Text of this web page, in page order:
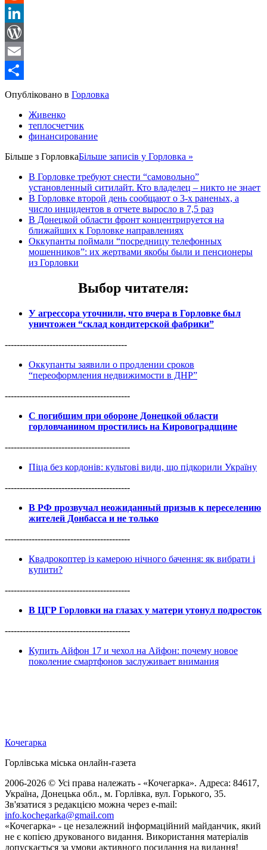
Reddit
LinkedIn
WordPress
Email
Share
Опубліковано в Горловка
Живенко
теплосчетчик
финансирование
Більше з ГорловкаБільше записів у Горловка »
В Горловке требуют снести “самовольно”
установленный ситилайт. Кто владелец – никто не знает
В Горловке второй день сообщают о 3-х раненых, а
число инцидентов в отчете выросло в 7,5 раз
В Донецкой области фронт концентрируется на
ближайших к Горловке направлениях
Оккупанты поймали “посредницу телефонных
мошенников”: их жертвами якобы были и пенсионеры
из Горловки
Выбор читателя:
У агрессора уточнили, что вчера в Горловке был
уничтожен “склад кондитерской фабрики”
-----------------------------------------
Оккупанты заявили о продлении сроков
“переоформления недвижимости в ДНР”
------------------------------------------
С погибшим при обороне Донецкой области
горловчанином простились на Кировоградщине
------------------------------------------
Піца без кордонів: культові види, що підкорили Україну
------------------------------------------
В РФ прозвучал неожиданный призыв к переселению
жителей Донбасса и не только
------------------------------------------
Квадрокоптер із камерою нічного бачення: як вибрати і
купити?
------------------------------------------
В ЦГР Горловки на глазах у матери утонул подросток
------------------------------------------
Купить Айфон 17 и чехол на Айфон: почему новое
поколение смартфонов заслуживает внимания
Кочегарка
Горлівська міська онлайн-газета
2006-2026 © Усі права належать - «Кочегарка». Адреса: 84617,
Україна, Донецька обл., м. Горлівка, вул. Горького, 35.
Зв'язатися з редакцією можна через e-mail:
info.kochegarka@gmail.com
«Кочегарка» - це незалежний інформаційний майданчик, який
не є копією друкованого видання. Використання матеріалів
допускається за умови активного посилання на видання!